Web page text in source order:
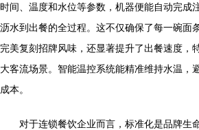
时间、温度和水位等参数，机器便能自动完成
沥水到出餐的全过程。这不仅确保了每一碗面
完美复刻招牌风味，还显著提升了出餐速度，
大客流场景。智能温控系统能精准维持水温，
成本。
对于连锁餐饮企业而言，标准化是品牌生